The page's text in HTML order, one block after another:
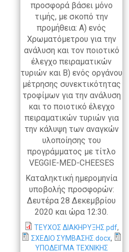
προσφορά βάσει μόνο
τιμής, με σκοπό την
προμήθεια: Α) ενός
Χρωματόμετρου για την
ανάλυση και τον ποιοτικό
έλεγχο πειραματικών
τυριών και Β) ενός οργάνου
μέτρησης συνεκτικότητας
τροφίμων για την ανάλυση
και το ποιοτικό έλεγχο
πειραματικών τυριών για
την κάλυψη των αναγκών
υλοποίησης του
προγράμματος με τίτλο
VEGGIE-MED-CHEESES
Καταληκτική ημερομηνία
υποβολής προσφορών:
Δευτέρα 28 Δεκεμβρίου
2020 και ώρα 12:30.
ΤΕΥΧΟΣ ΔΙΑΚΗΡΥΞΗΣ.pdf,
ΣΧΕΔΙΟ ΣΥΜΒΑΣΗΣ.docx,
ΥΠΟΔΕΙΓΜΑ ΤΕΧΝΙΚΗΣ